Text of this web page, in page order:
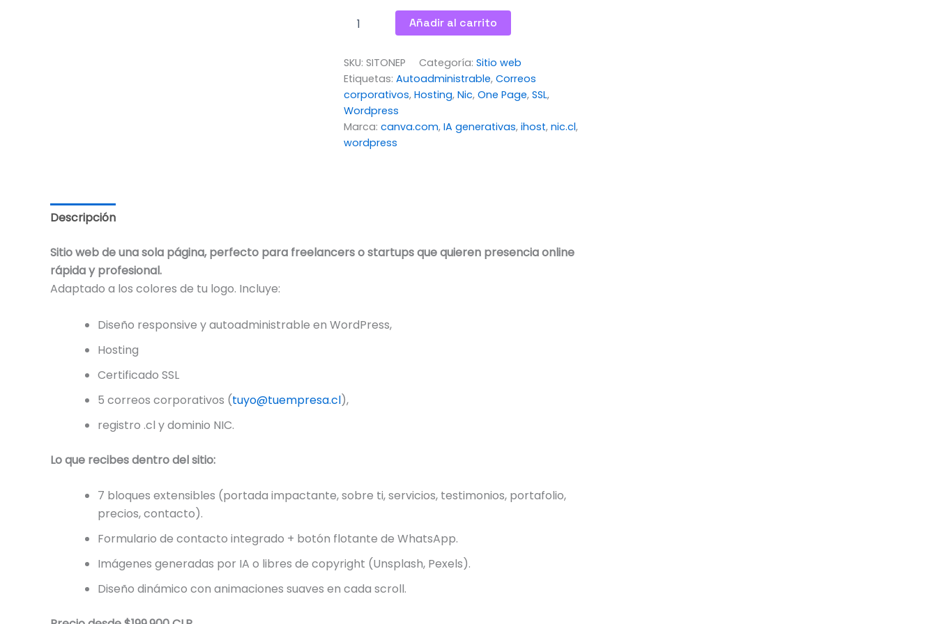
Añadir al carrito
SKU: SITONEP Categoría: Sitio web
Etiquetas: Autoadministrable, Correos
corporativos, Hosting, Nic, One Page, SSL,
Wordpress
Marca: canva.com, IA generativas, ihost, nic.cl,
wordpress
Descripción
Sitio web de una sola página, perfecto para freelancers o startups que quieren presencia online
rápida y profesional.
Adaptado a los colores de tu logo. Incluye:
Diseño responsive y autoadministrable en WordPress,
Hosting
Certificado SSL
5 correos corporativos (tuyo@tuempresa.cl),
registro .cl y dominio NIC.
Lo que recibes dentro del sitio:
7 bloques extensibles (portada impactante, sobre ti, servicios, testimonios, portafolio,
precios, contacto).
Formulario de contacto integrado + botón flotante de WhatsApp.
Imágenes generadas por IA o libres de copyright (Unsplash, Pexels).
Diseño dinámico con animaciones suaves en cada scroll.